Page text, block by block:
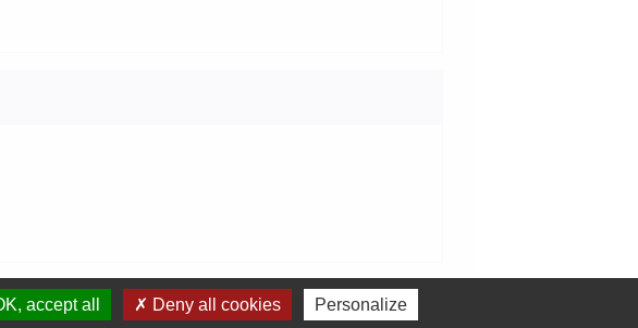
Signaler une erreur sur cette page
accept all Deny all cookies Personalize